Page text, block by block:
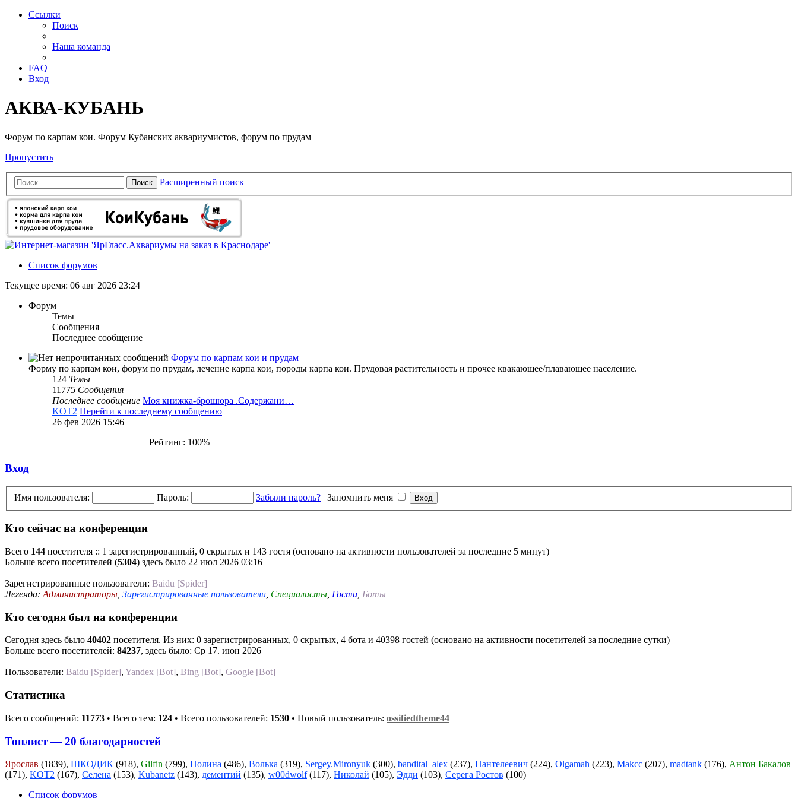
Ссылки
Поиск
Наша команда
FAQ
Вход
АКВА-КУБАНЬ
Форум по карпам кои. Форум Кубанских аквариумистов, форум по прудам
Пропустить
Поиск Расширенный поиск
Список форумов
Текущее время: 06 авг 2026 23:24
Форум
Темы
Сообщения
Последнее сообщение
Форум по карпам кои и прудам
Форму по карпам кои, форум по прудам, лечение карпа кои, породы карпа кои. Прудовая растительность и прочее квакающее/плавающее население.
124 Темы
11775 Сообщения
Последнее сообщение Моя книжка-брошюра .Содержани…
KOT2 Перейти к последнему сообщению
26 фев 2026 15:46
Рейтинг: 100%
Вход
Имя пользователя: Пароль: Забыли пароль? | Запомнить меня
Кто сейчас на конференции
Всего 144 посетителя :: 1 зарегистрированный, 0 скрытых и 143 гостя (основано на активности пользователей за последние 5 минут)
Больше всего посетителей (5304) здесь было 22 июл 2026 03:16
Зарегистрированные пользователи: Baidu [Spider]
Легенда: Администраторы Зарегистрированные пользователи Специалисты Гости Боты
Кто сегодня был на конференции
Сегодня здесь было 40402 посетителя. Из них: 0 зарегистрированных, 0 скрытых, 4 бота и 40398 гостей (основано на активности посетителей за последние сутки)
Больше всего посетителей: 84237, здесь было: Ср 17. июн 2026
Пользователи: Baidu [Spider], Yandex [Bot], Bing [Bot], Google [Bot]
Статистика
Всего сообщений: 11773 • Всего тем: 124 • Всего пользователей: 1530 • Новый пользователь: ossifiedtheme44
Топлист — 20 благодарностей
Ярослав (1839), ШКОДИК (918), Gilfin (799), Полина (486), Волька (319), Sergey.Mironyuk (300), bandital_alex (237), Пантелеевич (224), Olgamah (223), Makcc (207), madtank (176), Антон Бакалов
(171), KOT2 (167), Селена (153), Kubanetz (143), дементий (135), w00dwolf(117), Николай (105), Эдди (103), Серега Ростов (100)
Список форумов